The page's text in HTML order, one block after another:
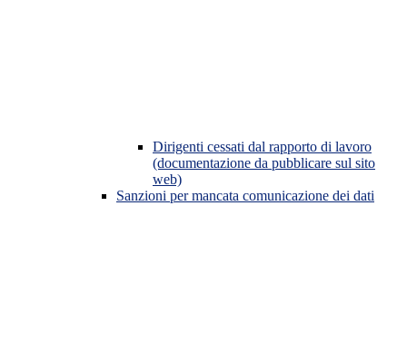
Dirigenti cessati dal rapporto di lavoro
(documentazione da pubblicare sul sito
web)
Sanzioni per mancata comunicazione dei dati